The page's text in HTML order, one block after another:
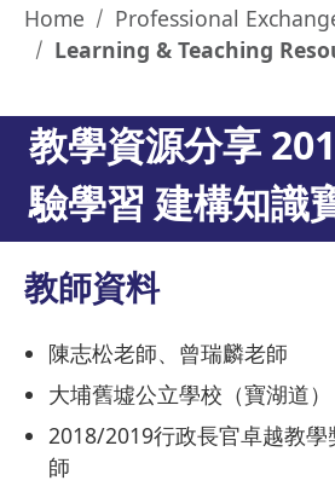
Home
Professional
Learning & Teaching
教學資源分享
驗學習 建構知識
教師資料
陳志松老師、曾瑞麟老師
大埔舊墟公立學校（寶湖道）
2018/2019行政長官卓越教
師